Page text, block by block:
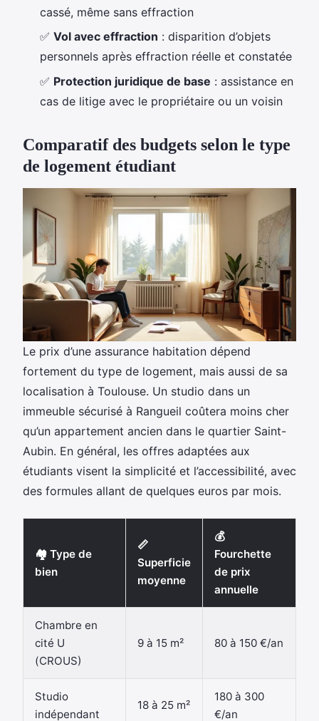
cassé, même sans effraction
✅ Vol avec effraction : disparition d’objets
personnels après effraction réelle et constatée
✅ Protection juridique de base : assistance en
cas de litige avec le propriétaire ou un voisin
Comparatif des budgets selon le type
de logement étudiant
Le prix d’une assurance habitation dépend
fortement du type de logement, mais aussi de sa
localisation à Toulouse. Un studio dans un
immeuble sécurisé à Rangueil coûtera moins cher
qu’un appartement ancien dans le quartier Saint-
Aubin. En général, les offres adaptées aux
étudiants visent la simplicité et l’accessibilité, avec
des formules allant de quelques euros par mois.
🏘️ Type de
bien
📏
Superficie
moyenne
💰
Fourchette
de prix
annuelle
Chambre en
cité U
(CROUS)
9 à 15 m² 80 à 150 €/an
Studio
indépendant
18 à 25 m²
180 à 300
€/an